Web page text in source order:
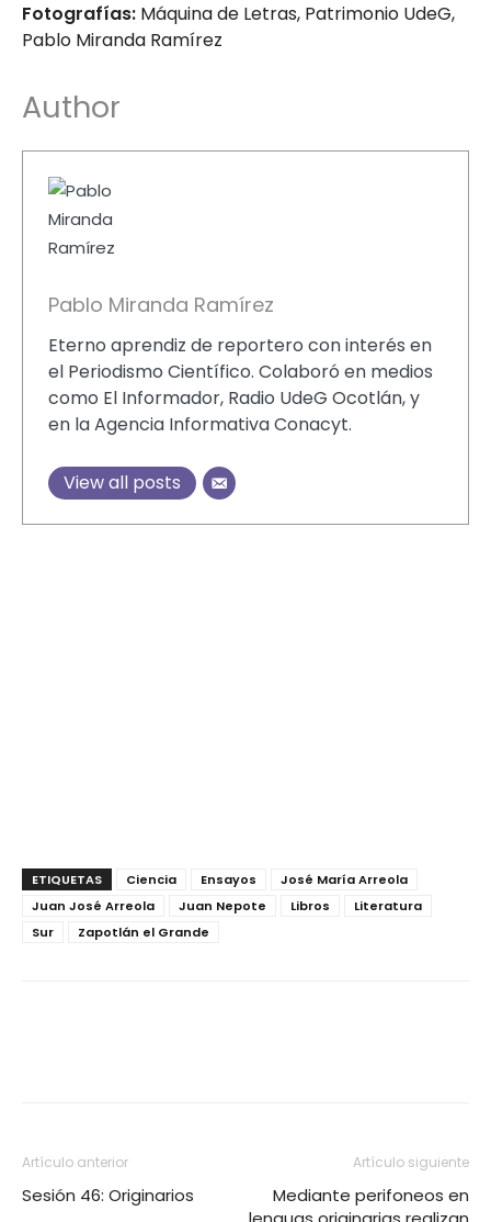
Fotografías: Máquina de Letras, Patrimonio UdeG,
Pablo Miranda Ramírez
Author
Pablo Miranda Ramírez
Eterno aprendiz de reportero con interés en
el Periodismo Científico. Colaboró en medios
como El Informador, Radio UdeG Ocotlán, y
en la Agencia Informativa Conacyt.
View all posts
ETIQUETAS Ciencia Ensayos
José María Arreola
Juan José Arreola
Juan Nepote Libros
Literatura
Sur
Zapotlán el Grande
Artículo anterior
Sesión 46: Originarios
Artículo siguiente
Mediante perifoneos en